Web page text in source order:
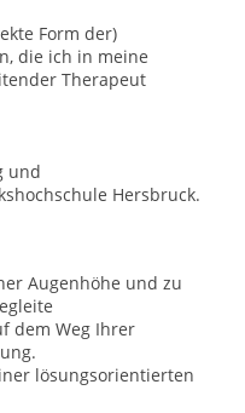
Form der)
die ich in meine
Therapeut
und
Hersbruck.
Augenhöhe und zu
dem Weg Ihrer
lösungsorientierten